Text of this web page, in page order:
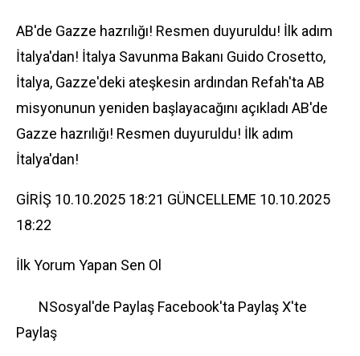
AB'de Gazze hazrılığı! Resmen duyuruldu! İlk adım
İtalya'dan! İtalya Savunma Bakanı Guido Crosetto,
İtalya, Gazze'deki ateşkesin ardından Refah'ta AB
misyonunun yeniden başlayacağını açıkladı AB'de
Gazze hazrılığı! Resmen duyuruldu! İlk adım
İtalya'dan!
GİRİŞ 10.10.2025 18:21 GÜNCELLEME 10.10.2025
18:22
İlk Yorum Yapan Sen Ol
NSosyal'de Paylaş Facebook'ta PaylaşX'te
Paylaş